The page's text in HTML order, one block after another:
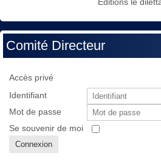
Comité Directeur
Accès privé
Identifiant
Mot de passe
Se souvenir de moi
Connexion